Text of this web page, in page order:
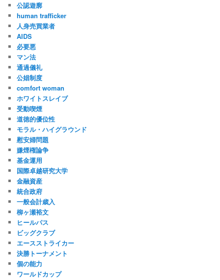
公認遊廓
human trafficker
人身売買業者
AIDS
必要悪
マン法
通過儀礼
公娼制度
comfort woman
ホワイトスレイブ
受動喫煙
道徳的優位性
モラル・ハイグラウンド
慰安婦問題
嫌煙権論争
基金運用
国際卓越研究大学
金融資産
統合政府
一般会計歳入
柳ヶ瀬裕文
ヒールパス
ビッグクラブ
エースストライカー
決勝トーナメント
個の能力
ワールドカップ